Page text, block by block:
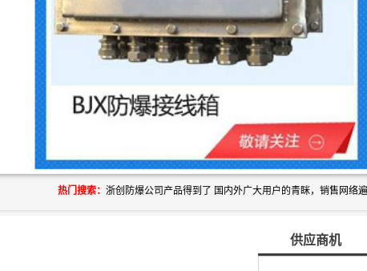
热门搜索：
供应商机